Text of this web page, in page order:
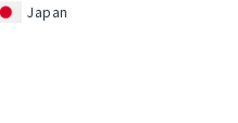
Japan